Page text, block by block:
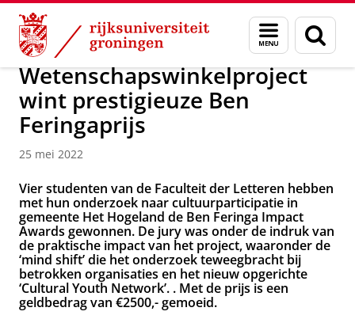
Skip
Content
Skip
Navigation
Menu
en
zoeken
Over ons Actueel Nieuws Nieuwsberichten
Wetenschapswinkelproject
wint prestigieuze Ben
Feringaprijs
25 mei 2022
Vier studenten van de Faculteit der Letteren hebben
met hun onderzoek naar cultuurparticipatie in
gemeente Het Hogeland de Ben Feringa Impact
Awards gewonnen. De jury was onder de indruk van
de praktische impact van het project, waaronder de
‘mind shift’ die het onderzoek teweegbracht bij
betrokken organisaties en het nieuw opgerichte
‘Cultural Youth Network’. . Met de prijs is een
geldbedrag van €2500,- gemoeid.